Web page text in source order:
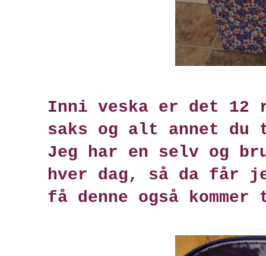
Inni veska er det
saks og alt annet du
Jeg har en selv og
hver dag, så da får
få denne også